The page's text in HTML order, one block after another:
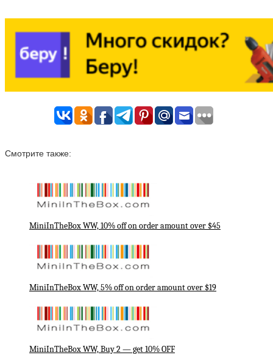
Смотрите также:
MiniInTheBox WW, 10% off on order amount over $45
MiniInTheBox WW, 5% off on order amount over $19
MiniInTheBox WW, Buy 2 — get 10% OFF